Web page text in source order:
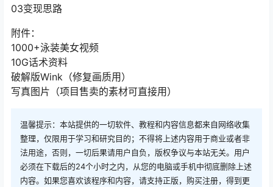
03变现思路
附件：
1000+泳装美女视频
10G话术资料
破解版Wink（修复画质用）
写真图片（项目售卖的素材可直接用）
温馨提示：本站提供的一切软件、教程和内容信息都来自网络收集
整理，仅限用于学习和研究目的；不得将上述内容用于商业或者非
法用途，否则，一切后果请用户自负，版权争议与本站无关。用户
必须在下载后的24个小时之内，从您的电脑或手机中彻底删除上述
内容。如果您喜欢该程序和内容，请支持正版，购买注册，得到更